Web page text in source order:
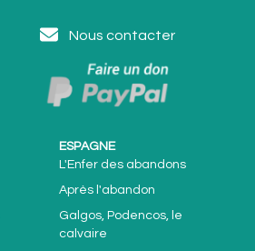
Nous contacter
ESPAGNE
L'Enfer des abandons
Après l'abandon
Galgos, Podencos, le
calvaire